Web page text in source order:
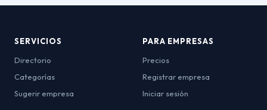
SERVICIOS
Directorio
Categorías
Sugerir empresa
PARA EMPRESAS
Precios
Registrar empresa
Iniciar sesión